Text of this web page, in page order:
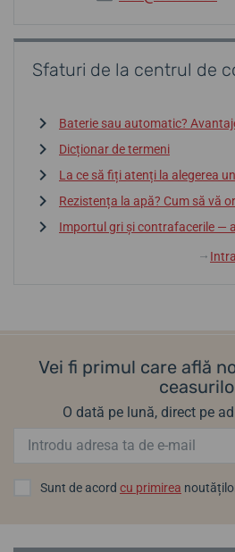
Sfaturi de la centrul de
Baterie sau automatic?
Dicționar de termeni
La ce să fiți atenți la alegerea
Rezistența la apă? Cum să vă
Importul gri și contrafacerile —
↓
Vei fi primul care află
O dată pe lună, direct pe
Sunt de acord cu primirea